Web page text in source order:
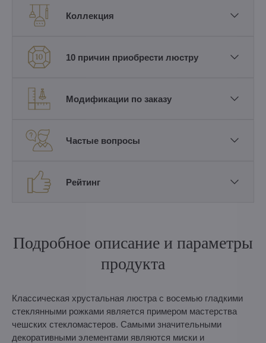
Коллекция
10 причин приобрести люстру
Модификации по заказу
Частые вопросы
Рейтинг
Подробное описание и параметры
продукта
Классическая хрустальная люстра с восемью гладкими
стеклянными рожками является примером мастерства
чешских стекломастеров. Самыми значительными
декоративными элементами являются миски и